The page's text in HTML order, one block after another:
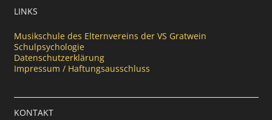
LINKS
Musikschule des Elternvereins der VS Gratwein
Schulpsychologie
Datenschutzerklärung
Impressum / Haftungsausschluss
KONTAKT